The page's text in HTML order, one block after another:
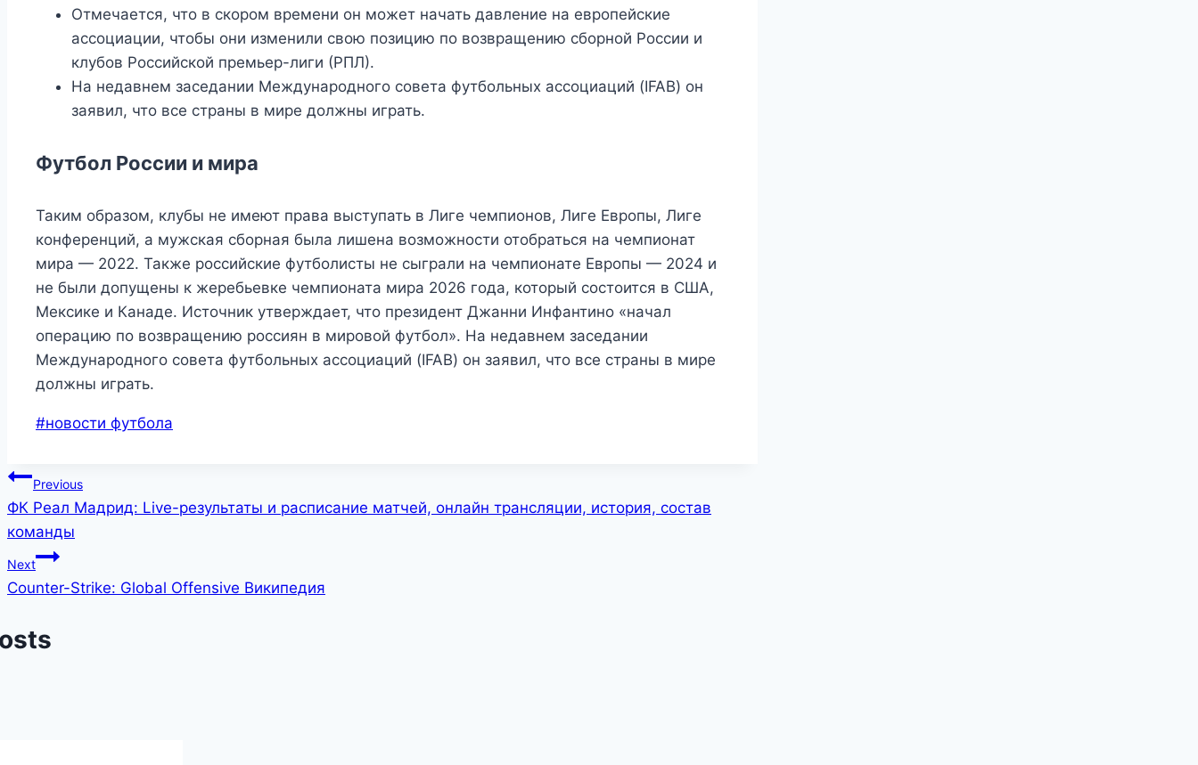
Отмечается, что в скором времени он может начать давление на европейские
ассоциации, чтобы они изменили свою позицию по возвращению сборной России и
клубов Российской премьер-лиги (РПЛ).
На недавнем заседании Международного совета футбольных ассоциаций (IFAB) он
заявил, что все страны в мире должны играть.
Футбол России и мира
Таким образом, клубы не имеют права выступать в Лиге чемпионов, Лиге Европы, Лиге
конференций, а мужская сборная была лишена возможности отобраться на чемпионат
мира — 2022. Также российские футболисты не сыграли на чемпионате Европы — 2024 и
не были допущены к жеребьевке чемпионата мира 2026 года, который состоится в США,
Мексике и Канаде. Источник утверждает, что президент Джанни Инфантино «начал
операцию по возвращению россиян в мировой футбол». На недавнем заседании
Международного совета футбольных ассоциаций (IFAB) он заявил, что все страны в мире
должны играть.
Post
#новости футбола
Post
navigation
Previous
ФК Реал Мадрид: Live-результаты и расписание матчей, онлайн трансляции, история, состав
команды
Next
Counter-Strike: Global Offensive Википедия